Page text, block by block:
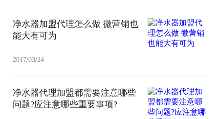
净水器加盟代理怎么做 微营销也
能大有可为
2017/03/24
净水器代理加盟都需要注意哪些
问题?应注意哪些重要事项?